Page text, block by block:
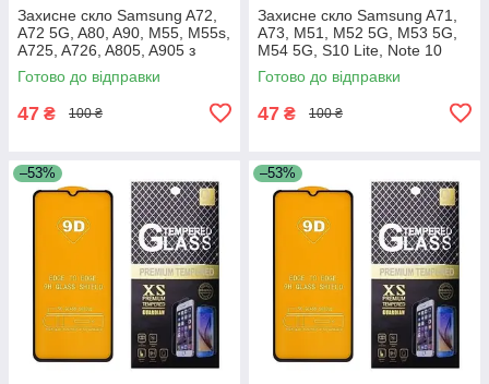
Захисне скло Samsung A72,
A72 5G, A80, A90, M55, M55s,
A725, A726, A805, A905 з
чорною рамкою
Готово до відправки
47 ₴ 100 ₴
Захисне скло Samsung A71,
A73, M51, M52 5G, M53 5G,
M54 5G, S10 Lite, Note 10
Lite, A715, A716, A725, A736,
M515, M526, M536,
Готово до відправки
47 ₴ 100 ₴
–53% –53%